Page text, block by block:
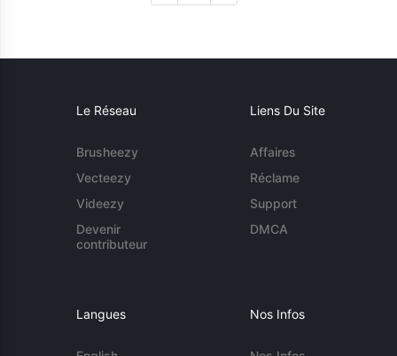
Le Réseau
Brusheezy
Vecteezy
Videezy
Devenir
contributeur
Liens Du Site
Affaires
Réclame
Support
DMCA
Langues Nos Infos